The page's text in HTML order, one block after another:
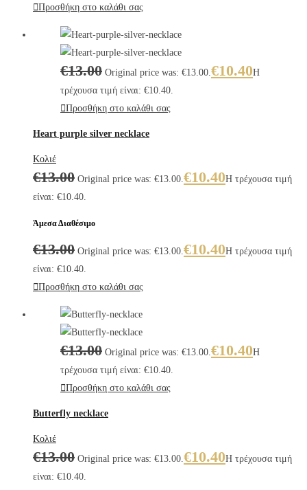
Προσθήκη στο καλάθι σας
€13.00 Original price was: €13.00.€10.40Η
τρέχουσα τιμή είναι: €10.40.
Προσθήκη στο καλάθι σας
Heart purple silver necklace
Κολιέ
€13.00 Original price was: €13.00.€10.40Η τρέχουσα τιμή
είναι: €10.40.
Άμεσα Διαθέσιμο
€13.00 Original price was: €13.00.€10.40Η τρέχουσα τιμή
είναι: €10.40.
Προσθήκη στο καλάθι σας
€13.00 Original price was: €13.00.€10.40Η
τρέχουσα τιμή είναι: €10.40.
Προσθήκη στο καλάθι σας
Butterfly necklace
Κολιέ
€13.00 Original price was: €13.00.€10.40Η τρέχουσα τιμή
είναι: €10.40.